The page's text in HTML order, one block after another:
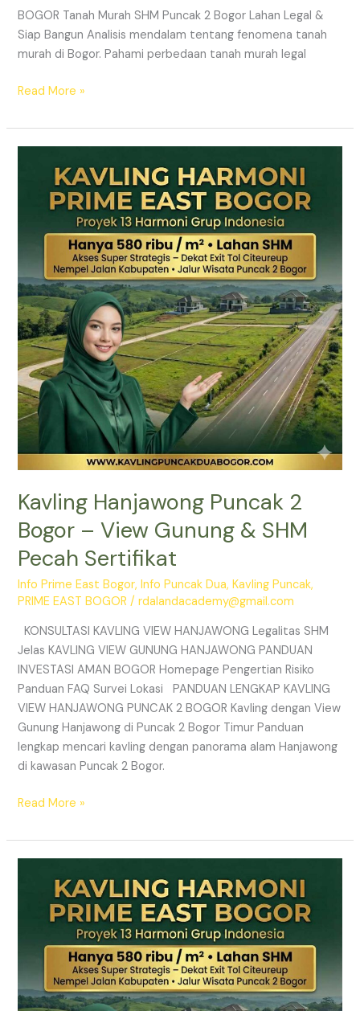
BOGOR Tanah Murah SHM Puncak 2 Bogor Lahan Legal &
Siap Bangun Analisis mendalam tentang fenomena tanah
murah di Bogor. Pahami perbedaan tanah murah legal
Read More »
Kavling Hanjawong Puncak 2
Bogor – View Gunung & SHM
Pecah Sertifikat
Info Prime East Bogor,Info Puncak Dua,Kavling Puncak,
PRIME EAST BOGOR /rdalandacademy@gmail.com
KONSULTASI KAVLING VIEW HANJAWONG Legalitas SHM
Jelas KAVLING VIEW GUNUNG HANJAWONG PANDUAN
INVESTASI AMAN BOGOR Homepage Pengertian Risiko
Panduan FAQ Survei Lokasi PANDUAN LENGKAP KAVLING
VIEW HANJAWONG PUNCAK 2 BOGOR Kavling dengan View
Gunung Hanjawong di Puncak 2 Bogor Timur Panduan
lengkap mencari kavling dengan panorama alam Hanjawong
di kawasan Puncak 2 Bogor.
Hanjawong
Puncak
Bogor
Gunung
&
SHM
Pecah
Sertifikat
Read More »
Puncak
Jalur